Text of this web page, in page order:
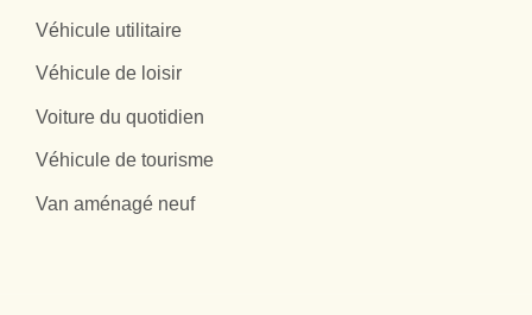
Véhicule utilitaire
Véhicule de loisir
Voiture du quotidien
Véhicule de tourisme
Van aménagé neuf